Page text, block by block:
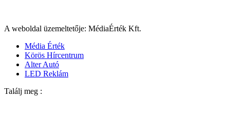
A weboldal üzemeltetője: MédiaÉrték Kft.
Média Érték
Körös Hírcentrum
Alter Autó
LED Reklám
Találj meg :